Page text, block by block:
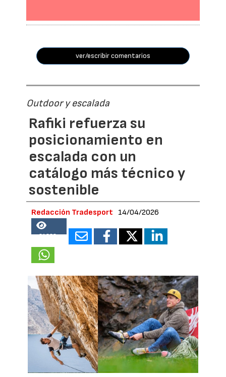
ver/escribir comentarios
Outdoor y escalada
Rafiki refuerza su
posicionamiento en
escalada con un
catálogo más técnico y
sostenible
Redacción Tradesport 14/04/2026
21338